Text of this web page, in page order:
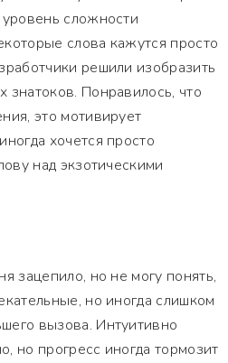
сложности
слова кажутся просто
решили изобразить
знатоков. Понравилось, что
это мотивирует
хочется просто
над экзотическими
зацепило, но не могу понять,
но иногда слишком
вызова. Интуитивно
но прогресс иногда тормозит